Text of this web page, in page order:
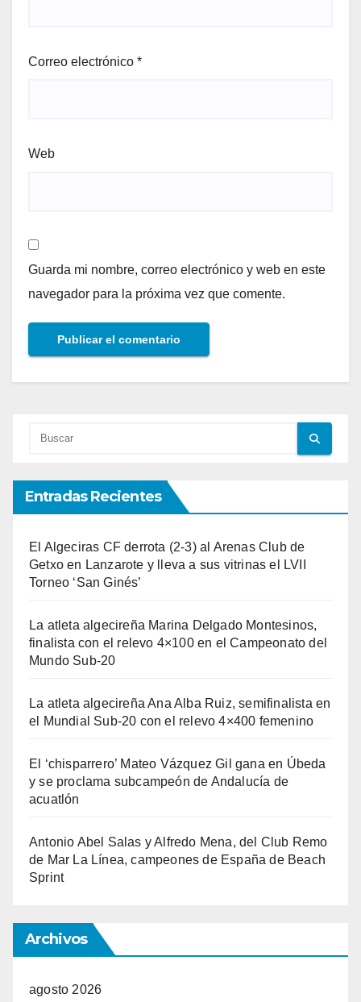
Correo electrónico *
Web
Guarda mi nombre, correo electrónico y web en este
navegador para la próxima vez que comente.
Entradas Recientes
El Algeciras CF derrota (2-3) al Arenas Club de
Getxo en Lanzarote y lleva a sus vitrinas el LVII
Torneo ‘San Ginés’
La atleta algecireña Marina Delgado Montesinos,
finalista con el relevo 4×100 en el Campeonato del
Mundo Sub-20
La atleta algecireña Ana Alba Ruiz, semifinalista en
el Mundial Sub-20 con el relevo 4×400 femenino
El ‘chisparrero’ Mateo Vázquez Gil gana en Úbeda
y se proclama subcampeón de Andalucía de
acuatlón
Antonio Abel Salas y Alfredo Mena, del Club Remo
de Mar La Línea, campeones de España de Beach
Sprint
Archivos
agosto 2026